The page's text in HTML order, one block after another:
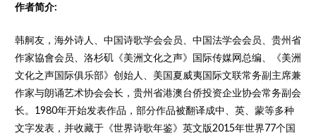
作者简介:
韩舸友，海外诗人、中国诗歌学会会员、中国法学会会员、贵州省
作家協會会员、洛杉矶《美洲文化之声》国际传媒网总编、《美洲
文化之声国际俱乐部》创始人、美国夏威夷国际文联常务副主席兼
作家与朗诵艺术协会会长，贵州省港澳台侨投资企业协会常务副会
长。1980年开始发表作品，部分作品被翻译成中、英、蒙等多种
文字发表，并收藏于《世界诗歌年鉴》英文版2015年世界77个国